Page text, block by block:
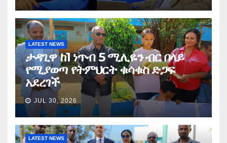
LATEST NEWS
ታዳጊዋ ከ1 ነጥብ 5 ሚሊዬን ብር በላይ
የሚያወጣ የትምህርት ቁሳቁስ ድጋፍ
አደረገች
JUL 30, 2026
LATEST NEWS